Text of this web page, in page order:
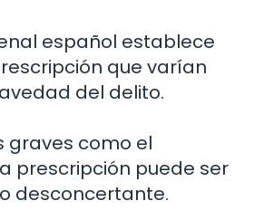
español establece
que varían
del delito.
graves como el
prescripción puede ser
desconcertante.